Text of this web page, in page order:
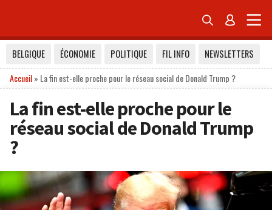
 
BELGIQUE ÉCONOMIE POLITIQUE FIL INFO
NEWSLETTERS
Accueil» La fin est-elle proche pour le réseau social de Donald Trump ?
La fin est-elle proche pour le
réseau social de Donald Trump
?